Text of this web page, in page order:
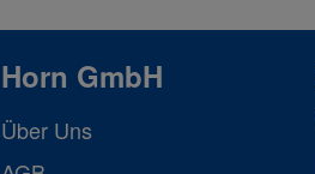
Horn GmbH
Über Uns